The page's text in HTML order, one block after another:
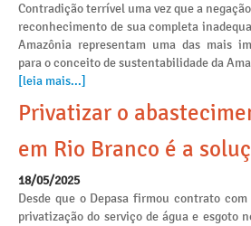
Contradição terrível uma vez que a
reconhecimento de sua completa
Amazônia representam uma das mais
para o conceito de sustentabilidade da
[leia mais...]
Privatizar o
em Rio Branco é a
18/05/2025
Desde que o Depasa firmou contrato
privatização do serviço de água e esgoto